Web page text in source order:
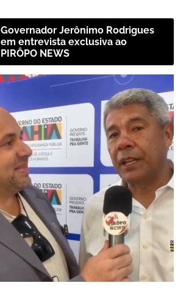
Governador Jerônimo Rodrigues
em entrevista exclusiva ao
PIRÔPO NEWS